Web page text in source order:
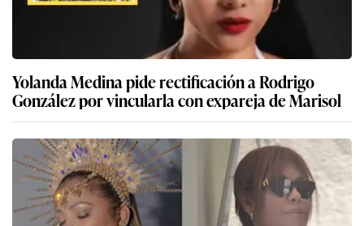
Yolanda Medina pide rectificación a Rodrigo
González por vincularla con expareja de Marisol